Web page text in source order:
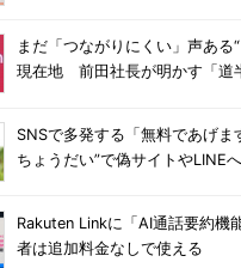
まだ「つながりにくい」声ある
現在地 前田社長が明かす「道
SNSで多発する「無料であげ
ちょうだい”で偽サイトやLINE
Rakuten Linkに「AI通話要約機
者は追加料金なしで使える